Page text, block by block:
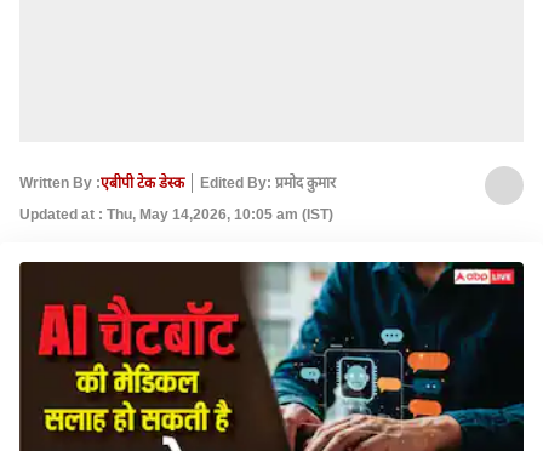
Written By :एबीपी टेक डेस्क
Edited By: प्रमोद कुमार
Updated at : Thu, May 14,2026, 10:05 am (IST)